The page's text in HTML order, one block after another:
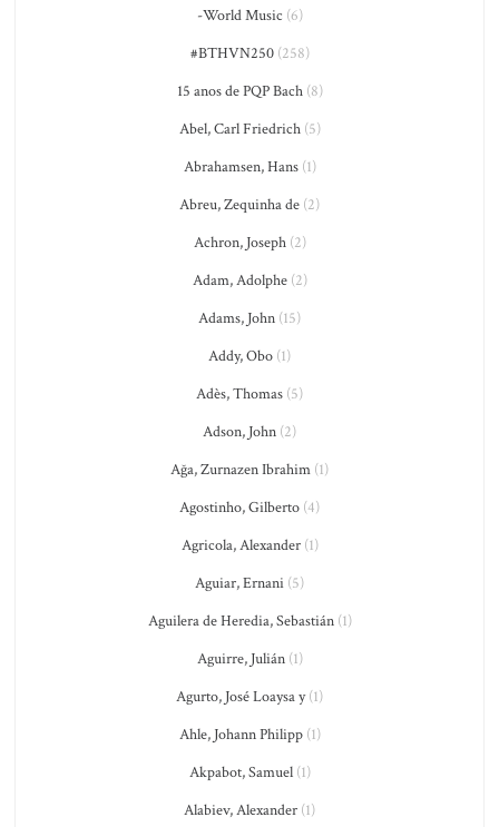
-World Music (6)
#BTHVN250(258)
15 anos de PQP Bach(8)
Abel, Carl Friedrich(5)
Abrahamsen, Hans(1)
Abreu, Zequinha de (2)
Achron, Joseph(2)
Adam, Adolphe(2)
Adams, John (15)
Addy, Obo (1)
Adès, Thomas (5)
Adson, John (2)
Ağa, Zurnazen Ibrahim (1)
Agostinho, Gilberto (4)
Agricola, Alexander(1)
Aguiar, Ernani (5)
Aguilera de Heredia, Sebastián(1)
Aguirre, Julián(1)
Agurto, José Loaysa y(1)
Ahle, Johann Philipp(1)
Akpabot, Samuel(1)
Alabiev, Alexander (1)